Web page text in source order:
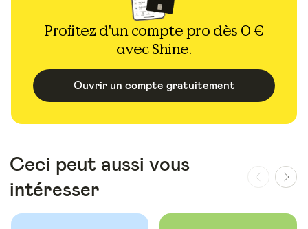
Profitez d'un compte pro dès 0 €
avec Shine.
Ouvrir un compte gratuitement
Ceci peut aussi vous
intéresser